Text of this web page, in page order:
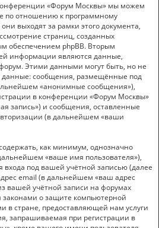
«Форум Москвы» мы можем
по отношению к программному
выходят за рамки этого документа,
страниц, созданных
обеспечением phpBB. Вторым
информации являются данные,
Этими данными могут быть, но не
сообщения, размещённые под
«анонимные сообщения»),
в конференции «Форум Москвы»
запись») и сообщения, оставленные
(в дальнейшем «ваши
как минимум, однозначно
«ваше имя пользователя»),
под вашей учётной записью (далее
email (в дальнейшем «ваш адрес
вашей учётной записи на форумах
законами о защите компьютерной
стране, предоставляющей нам услуги
запрашиваемая при регистрации в